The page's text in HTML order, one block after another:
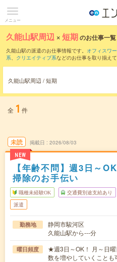
メニュー
久能山駅周辺 ×短期のお仕事一覧
久能山駅の派遣のお仕事情報です。 オフィスワ
系、 クリエイティブ系などのお仕事を取り揃え
久能山駅周辺 / 短期
全 1 件
未読
NEW
掲載日 2026/08/03
【年齢不問】週3日～
掃除のお手伝い
職種未経験OK 交通費別途支給あり
派遣
勤務地
静岡市駿河区
久能山駅から---分
曜日頻度
★週3日～OK！ 月～日
数を増やしていくことも